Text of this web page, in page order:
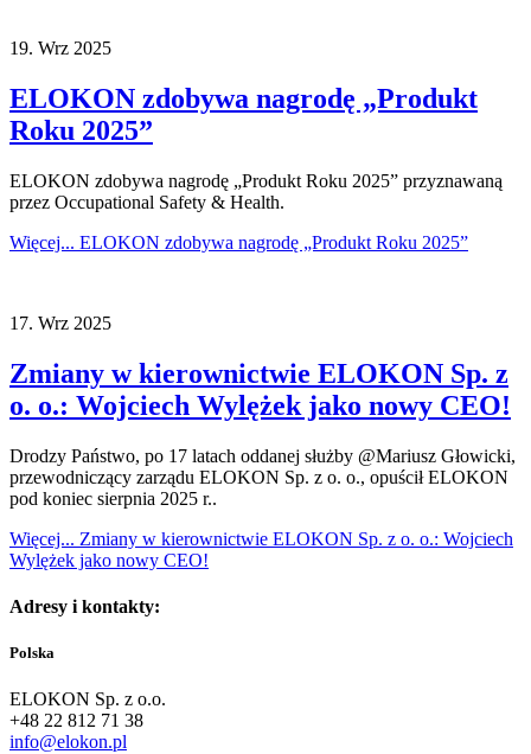
19. Wrz 2025
ELOKON zdobywa nagrodę „Produkt
Roku 2025”
ELOKON zdobywa nagrodę „Produkt Roku 2025” przyznawaną
przez Occupational Safety & Health.
Więcej... ELOKON zdobywa nagrodę „Produkt Roku 2025”
17. Wrz 2025
Zmiany w kierownictwie ELOKON Sp. z
o. o.: Wojciech Wylężek jako nowy CEO!
Drodzy Państwo, po 17 latach oddanej służby @Mariusz Głowicki,
przewodniczący zarządu ELOKON Sp. z o. o., opuścił ELOKON
pod koniec sierpnia 2025 r..
Więcej... Zmiany w kierownictwie ELOKON Sp. z o. o.: Wojciech
Wylężek jako nowy CEO!
Adresy i kontakty:
Polska
ELOKON Sp. z o.o.
+48 22 812 71 38
info@elokon.pl